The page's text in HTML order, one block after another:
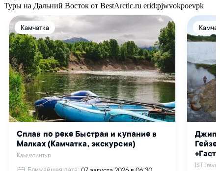
Туры на Дальний Восток от BestArctic.ru erid:pjwvokpoevpk